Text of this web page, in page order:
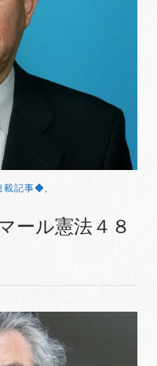
載記事◆
ール憲法４８